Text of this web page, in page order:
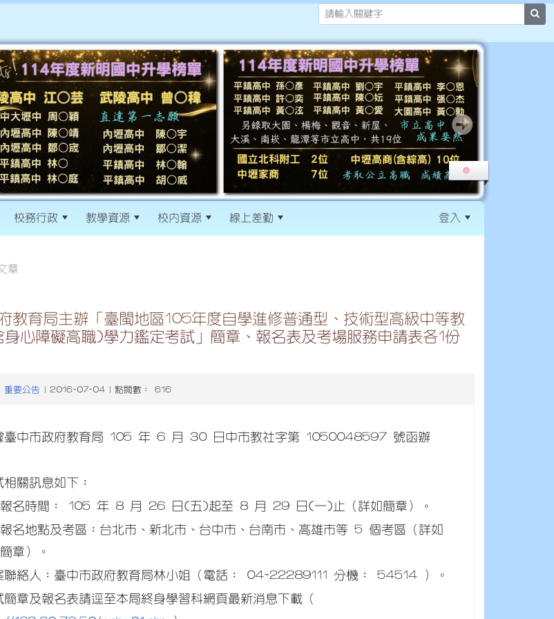
校務行政 教學資源 校內資源 線上差勤 登入
章
教育局主辦「臺閩地區105年度自學進修普通型、技術型高級中等教
心障礙高職)學力鑑定考試」簡章、報名表及考場服務申請表各1份
重要公告 | 2016-07-04 | 點閱數： 616
臺中市政府教育局 105 年 6 月 30 日中市教社字第 1050048597 號函辦
相關訊息如下：
報名時間： 105 年 8 月 26 日(五)起至 8 月 29 日(一)止（詳如簡章）。
報名地點及考區：台北市、新北市、台中市、台南市、高雄市等 5 個考區（詳如
簡章）。
聯絡人：臺中市政府教育局林小姐（電話： 04-22289111 分機： 54514 ）。
簡章及報名表請逕至本局終身學習科網頁最新消息下載（